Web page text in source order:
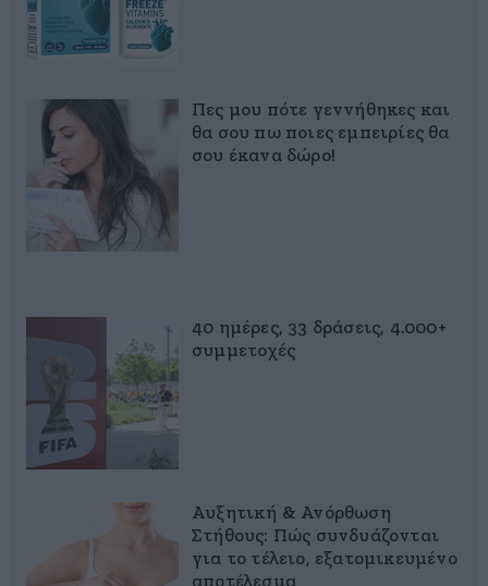
Πες μου πότε γεννήθηκες και
θα σου πω ποιες εμπειρίες θα
σου έκανα δώρο!
40 ημέρες, 33 δράσεις, 4.000+
συμμετοχές
Αυξητική & Ανόρθωση
Στήθους: Πώς συνδυάζονται
για το τέλειο, εξατομικευμένο